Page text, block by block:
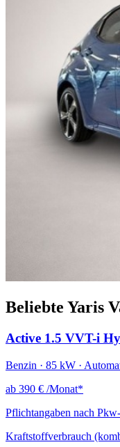
Beliebte Yaris
Active 1.5 VVT-i
Benzin · 85 kW ·
ab 390 € /Monat*
Pflichtangaben nach
Kraftstoffverbrauch